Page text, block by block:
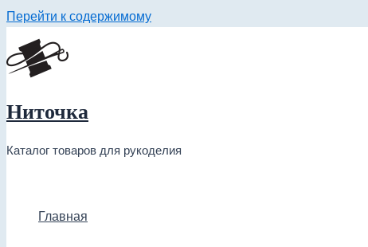
Перейти к содержимому
Ниточка
Каталог товаров для рукоделия
Главная